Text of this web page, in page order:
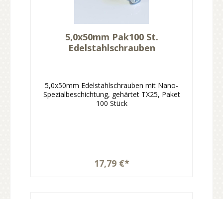
5,0x50mm Pak100 St.
Edelstahlschrauben
5,0x50mm Edelstahlschrauben mit Nano-
Spezialbeschichtung, gehärtet TX25, Paket
100 Stück
17,79 €*